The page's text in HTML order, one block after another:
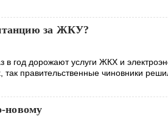
за ЖКУ?
в год дорожают услуги ЖКХ и
так правительственные чиновники
новому